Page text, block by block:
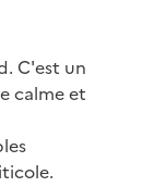
C'est un
calme et